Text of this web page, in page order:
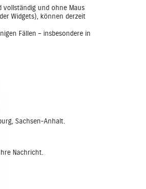
vollständig und ohne Maus
Widgets), können derzeit
Fällen – insbesondere in
Sachsen-Anhalt.
Nachricht.